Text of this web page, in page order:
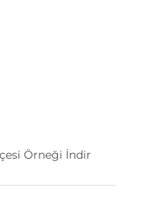
Örneği İndir